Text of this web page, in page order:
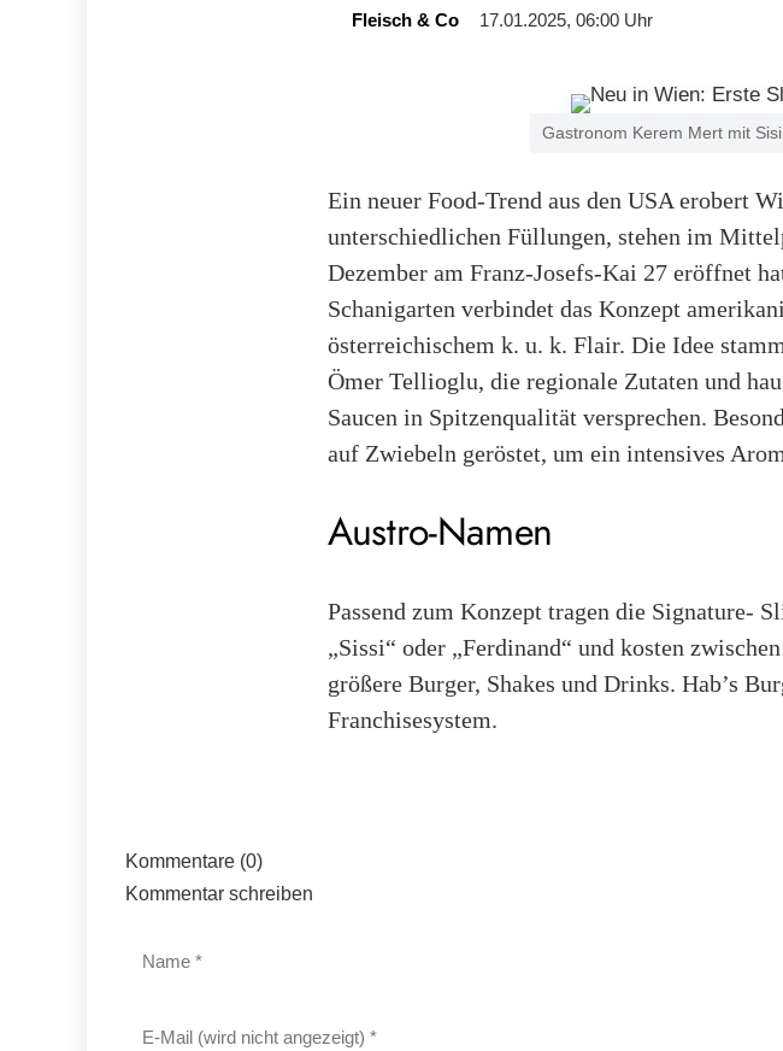
Fleisch & Co 17.01.2025, 06:00 Uhr
Gastronom Kerem Mert mit
Ein neuer Food-Trend aus den USA erobert
unterschiedlichen Füllungen, stehen im
Dezember am Franz-Josefs-Kai 27 eröffnet
Schanigarten verbindet das Konzept
österreichischem k. u. k. Flair. Die Idee
Ömer Tellioglu, die regionale Zutaten und
Saucen in Spitzenqualität versprechen.
auf Zwiebeln geröstet, um ein intensives
Austro-Namen
Passend zum Konzept tragen die Signature-
„Sissi“ oder „Ferdinand“ und kosten
größere Burger, Shakes und Drinks. Hab’s
Franchisesystem.
Kommentare (0)
Kommentar schreiben